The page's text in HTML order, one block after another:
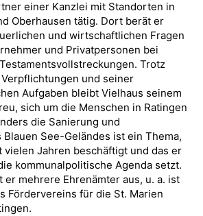
einer Kanzlei mit Standorten in
Oberhausen tätig. Dort berät er
und wirtschaftlichen Fragen
und Privatpersonen bei
Trotz
und seiner
Aufgaben bleibt Vielhaus seinem
sich um die Menschen in Ratingen
die Sanierung und
See-Geländes ist ein Thema,
vielen Jahren beschäftigt und das er
kommunalpolitische Agenda setzt.
er mehrere Ehrenämter aus, u. a. ist
Fördervereins für die St. Marien